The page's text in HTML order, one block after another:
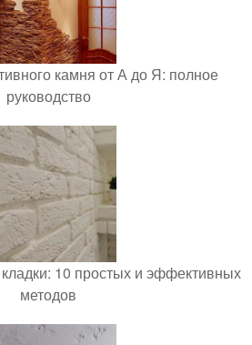
камня от А до Я: полное
руководство
10 простых и эффективных
методов